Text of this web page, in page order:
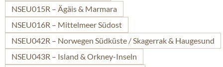
NSEU015R – Ägäis & Marmara
NSEU016R – Mittelmeer Südost
NSEU042R – Norwegen Südküste / Skagerrak & Haugesund
NSEU043R – Island & Orkney-Inseln